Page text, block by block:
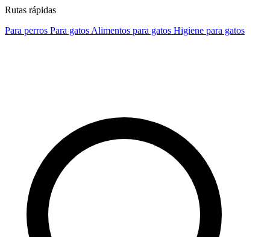
Rutas rápidas
Para perros Para gatos Alimentos para gatos Higiene para gatos